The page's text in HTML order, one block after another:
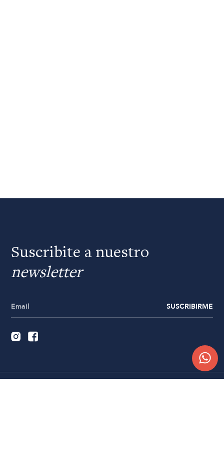
Suscribite a nuestro
newsletter
SUSCRIBIRME